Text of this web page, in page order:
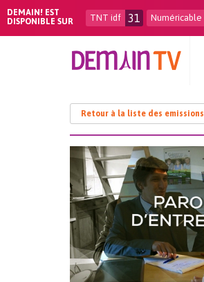
DEMAIN! EST
DISPONIBLE SUR
TNT idf 31 Numéricable
Retour à la liste des emissions